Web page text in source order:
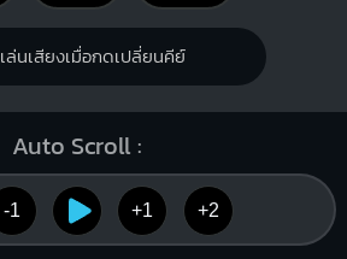
เล่นเสียงเมื่อกดเปลี่ยนคีย์
Auto Scroll :
-1 +1 +2